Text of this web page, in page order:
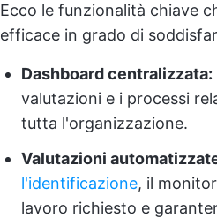
Ecco le funzionalità chiave
efficace in grado di
Dashboard centralizzata:
valutazioni e i processi
tutta l'organizzazione.
Valutazioni
l'identificazione, il
lavoro richiesto e